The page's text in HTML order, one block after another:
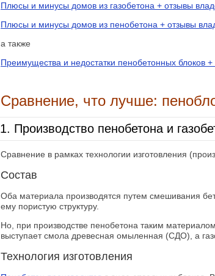
Плюсы и минусы домов из газобетона + отзывы
Плюсы и минусы домов из пенобетона + отзывы
а также
Преимущества и недостатки пенобетонных блоков +
Сравнение, что лучше:
1. Производство пенобетона и
Сравнение в рамках технологии изготовления
Состав
Оба материала производятся путем смешивания
ему пористую структуру.
Но, при производстве пенобетона таким
выступает смола древесная омыленная (СДО), а
Технология изготовления